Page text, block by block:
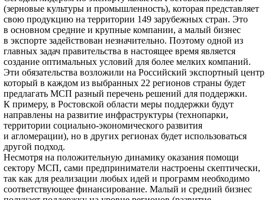
(зерновые культуры и промышленность), которая представляет
свою продукцию на территории 149 зарубежных стран. Это
в основном средние и крупные компании, а малый бизнес
в экспорте задействован незначительно. Поэтому одной из
главных задач правительства в настоящее время является
создание оптимальных условий для более мелких компаний.
Эти обязательства возложили на Российский экспортный
который в каждом из выбранных 22 регионов страны будет
предлагать МСП разный перечень решений для поддержки.
К примеру, в Ростовской области меры поддержки будут
направлены на развитие инфраструктуры (технопарки,
территории социально-экономического развития
и агломерации), но в других регионах будет использоваться
другой подход.
Несмотря на положительную динамику оказания помощи
сектору МСП, сами предприниматели настроены скептически,
так как для реализации любых идей и программ необходимо
соответствующее финансирование. Малый и средний бизнес